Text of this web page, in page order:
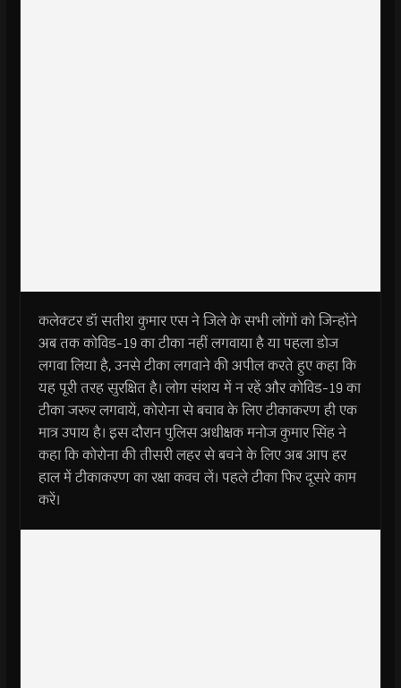
कलेक्टर डॉ सतीश कुमार एस ने जिले के सभी लोंगों को जिन्होंने
अब तक कोविड-19 का टीका नहीं लगवाया है या पहला डोज
लगवा लिया है, उनसे टीका लगवाने की अपील करते हुए कहा कि
यह पूरी तरह सुरक्षित है। लोग संशय में न रहें और कोविड-19 का
टीका जरूर लगवायें, कोरोना से बचाव के लिए टीकाकरण ही एक
मात्र उपाय है। इस दौरान पुलिस अधीक्षक मनोज कुमार सिंह ने
कहा कि कोरोना की तीसरी लहर से बचने के लिए अब आप हर
हाल में टीकाकरण का रक्षा कवच लें। पहले टीका फिर दूसरे काम
करें।